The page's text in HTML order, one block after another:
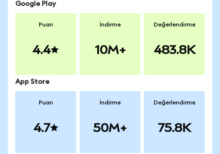
Google Play
Puan
4.4
İndirme
10M+
Değerlendirme
483.8K
App Store
Puan
4.7
İndirme
50M+
Değerlendirme
75.8K